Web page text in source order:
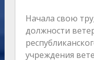
Начала свою
должности
учреждения